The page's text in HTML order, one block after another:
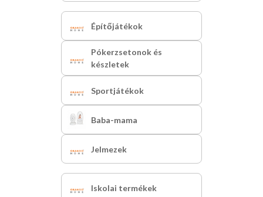
Építőjátékok
Pókerzsetonok és
készletek
Sportjátékok
Baba-mama
Jelmezek
Iskolai termékek